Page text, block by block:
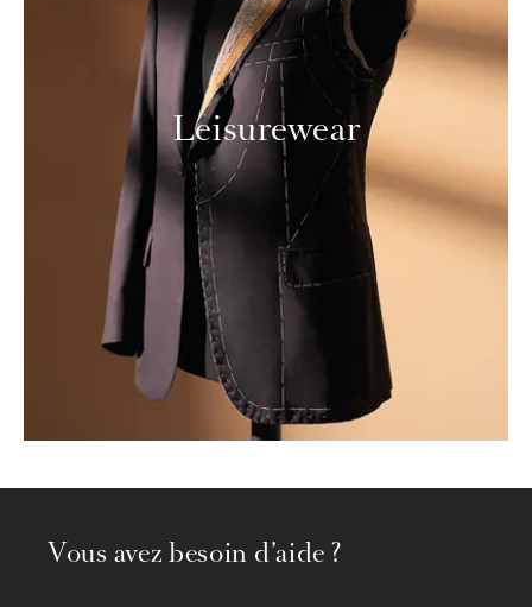
Leisurewear
Vous avez besoin d’aide ?